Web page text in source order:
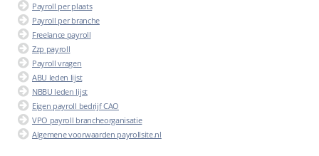
Payroll per plaats
Payroll per branche
Freelance payroll
Zzp payroll
Payroll vragen
ABU leden lijst
NBBU leden lijst
Eigen payroll bedrijf CAO
VPO payroll brancheorganisatie
Algemene voorwaarden payrollsite.nl